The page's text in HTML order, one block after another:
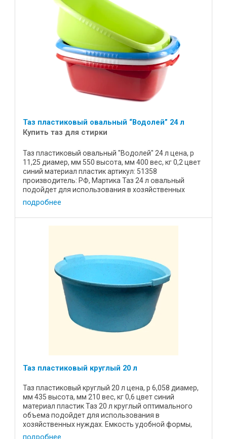
Таз пластиковый овальный “Водолей” 24 л
Купить таз для стирки
Таз пластиковый овальный "Водолей" 24 л цена, р
11,25 диамер, мм 550 высота, мм 400 вес, кг 0,2 цвет
синий материал пластик артикул: 51358
производитель: РФ, Мартика Таз 24 л овальный
подойдет для использования в хозяйственных
нуждах для кухни и ...
подробнее
Таз пластиковый круглый 20 л
Таз пластиковый круглый 20 л цена, р 6,058 диамер,
мм 435 высота, мм 210 вес, кг 0,6 цвет синий
материал пластик Таз 20 л круглый оптимального
объема подойдет для использования в
хозяйственных нуждах. Емкость удобной формы,
эргономичные ручки, могут ...
подробнее